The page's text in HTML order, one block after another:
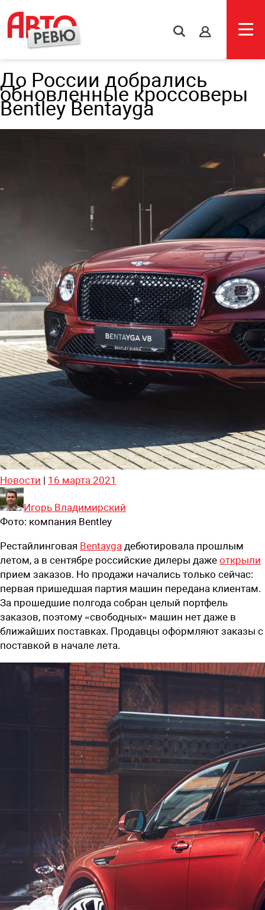
s
До России добрались
обновленные кроссоверы
Bentley Bentayga
Новости | 16 марта 2021
Игорь Владимирский
Фото: компания Bentley
Рестайлинговая Bentayga дебютировала прошлым
летом, а в сентябре российские дилеры даже открыли
прием заказов. Но продажи начались только сейчас:
первая пришедшая партия машин передана клиентам.
За прошедшие полгода собран целый портфель
заказов, поэтому «свободных» машин нет даже в
ближайших поставках. Продавцы оформляют заказы с
поставкой в начале лета.